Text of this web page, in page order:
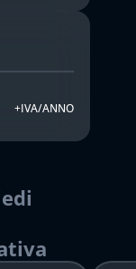
+IVA/ANNO